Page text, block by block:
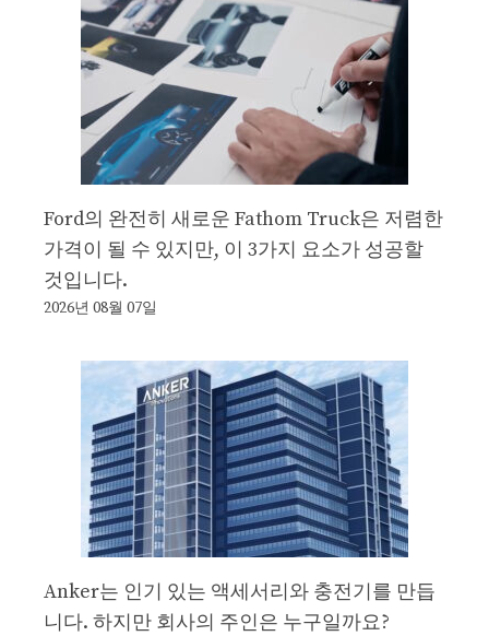
Ford의 완전히 새로운 Fathom Truck은 저렴한
가격이 될 수 있지만, 이 3가지 요소가 성공할
것입니다.
2026년 08월 07일
Anker는 인기 있는 액세서리와 충전기를 만듭
니다. 하지만 회사의 주인은 누구일까요?